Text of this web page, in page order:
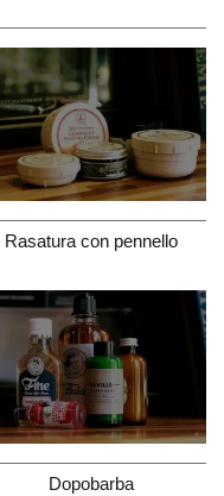
Rasatura con pennello
Dopobarba